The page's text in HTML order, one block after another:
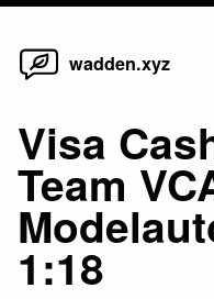
Skip
wadden.xyz
Visa
Team
1:18